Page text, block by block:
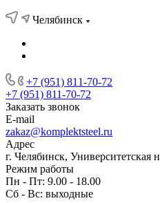
Челябинск
+7 (951) 811-70-72
+7 (951) 811-70-72
Заказать звонок
E-mail
zakaz@komplektsteel.ru
Адрес
г. Челябинск, Университетская
Режим работы
Пн - Пт: 9.00 - 18.00
Сб - Вс: выходные